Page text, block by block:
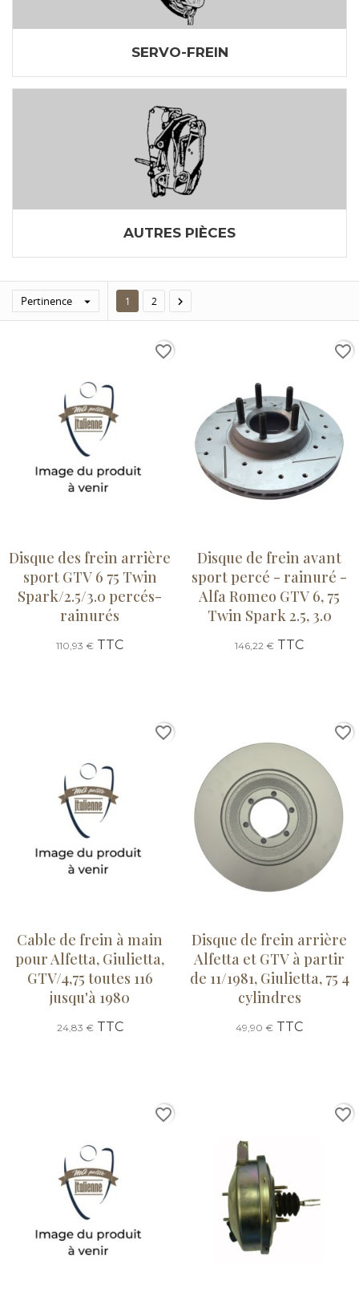
SERVO-FREIN
AUTRES PIÈCES
Pertinence  1 2 
Disque des frein arrière
sport GTV 6 75 Twin
Spark/2.5/3.0 percés-
rainurés
110,93 € TTC
favorite_border
Disque de frein avant
sport percé - rainuré -
Alfa Romeo GTV 6, 75
Twin Spark 2.5, 3.0
146,22 € TTC
favorite_border
Cable de frein à main
pour Alfetta, Giulietta,
GTV/4,75 toutes 116
jusqu'à 1980
24,83 €TTC
favorite_border
Disque de frein arrière
Alfetta et GTV à partir
de 11/1981, Giulietta, 75 4
cylindres
49,90 € TTC
favorite_border
favorite_border favorite_border